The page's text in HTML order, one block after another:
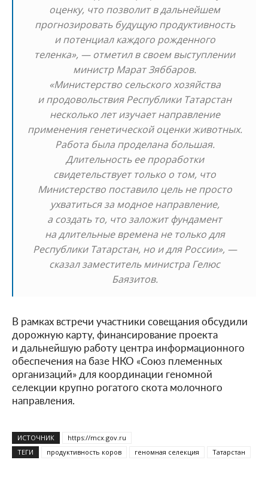
оценку, что позволит в дальнейшем
прогнозировать будущую продуктивность
и потенциал каждого рожденного
теленка», — отметил в своем выступлении
министр Марат Зяббаров.
«Министерство сельского хозяйства
и продовольствия Республики Татарстан
несколько лет изучает направление
применения генетической оценки животных.
Работа была проделана большая.
Длительность ее проработки
свидетельствует только о том, что
Министерство поставило цель не просто
ухватиться за модное направление,
а создать то, что заложит фундамент
на длительные времена не только для
Республики Татарстан, но и для России», —
сказал заместитель министра Гелюс
Баязитов.
В рамках встречи участники совещания обсудили
дорожную карту, финансирование проекта
и дальнейшую работу центра информационного
обеспечения на базе НКО «Союз племенных
организаций» для координации геномной
селекции крупно рогатого скота молочного
направления.
ИСТОЧНИК
https://mcx.gov.ru
ТЕГИ
продуктивность коров геномная селекция Татарстан